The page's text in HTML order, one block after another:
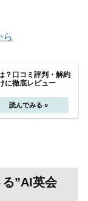
ら
？口コミ評判・解約
に徹底レビュー
”AI英会